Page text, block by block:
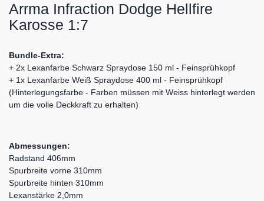
Arrma Infraction Dodge Hellfire
Karosse 1:7
Bundle-Extra:
+ 2x Lexanfarbe Schwarz Spraydose 150 ml - Feinsprühkopf
+ 1x Lexanfarbe Weiß Spraydose 400 ml - Feinsprühkopf
(Hinterlegungsfarbe - Farben müssen mit Weiss hinterlegt werden
um die volle Deckkraft zu erhalten)
Abmessungen:
Radstand 406mm
Spurbreite vorne 310mm
Spurbreite hinten 310mm
Lexanstärke 2,0mm